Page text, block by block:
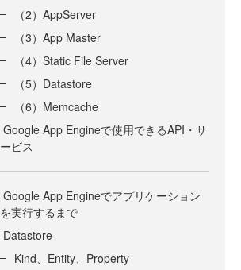
（2）AppServer
（3）App Master
（4）Static File Server
（5）Datastore
（6）Memcache
Google App Engineで使用できるAPI・サ
ービス
Google App Engineでアプリケーション
を実行するまで
Datastore
Kind、Entity、Property